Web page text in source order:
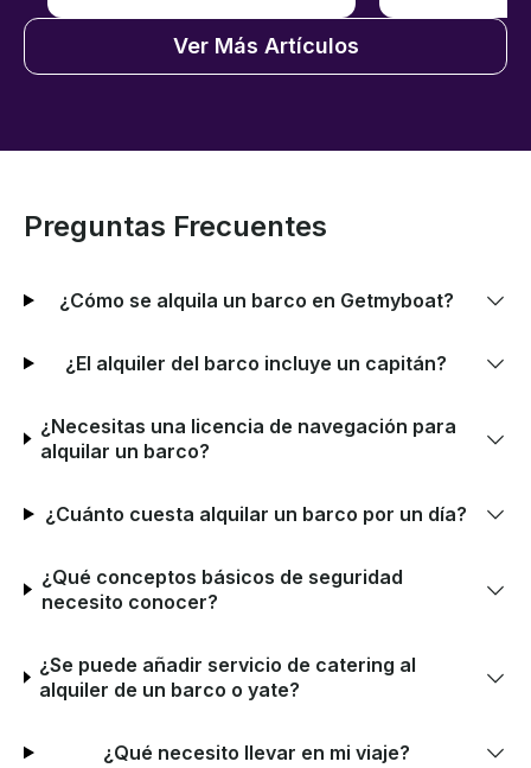
Ver Más Artículos
Preguntas Frecuentes
¿Cómo se alquila un barco en Getmyboat?
¿El alquiler del barco incluye un capitán?
¿Necesitas una licencia de navegación para
alquilar un barco?
¿Cuánto cuesta alquilar un barco por un día?
¿Qué conceptos básicos de seguridad
necesito conocer?
¿Se puede añadir servicio de catering al
alquiler de un barco o yate?
¿Qué necesito llevar en mi viaje?